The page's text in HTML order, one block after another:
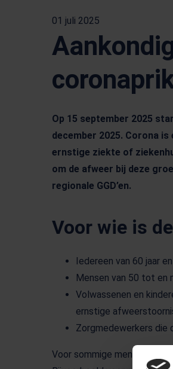
01 juli 2025
Op 15 september 2025
december 2025. Corona
ernstige ziekte of
om de afweer bij deze
regionale GGD’en.
Voor wie is
Iedereen van 60 jaar
Mensen van 50 tot en
Volwassenen en
ernstige
Zorgmedewerkers
Voor sommige mensen die